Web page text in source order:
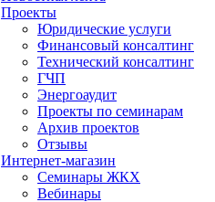
Проекты
Юридические услуги
Финансовый консалтинг
Технический консалтинг
ГЧП
Энергоаудит
Проекты по семинарам
Архив проектов
Отзывы
Интернет-магазин
Семинары ЖКХ
Вебинары